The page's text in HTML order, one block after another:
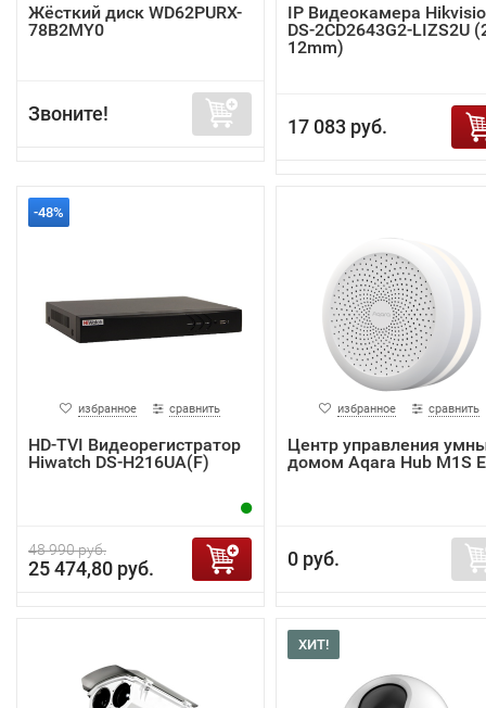
Жёсткий диск WD62PURX-
78B2MY0
Звоните!
IP Видеокамера
DS-2CD2643G2-LIZS2U
12mm)
17 083 руб.
-48%
избранное сравнить
HD-TVI Видеорегистратор
Hiwatch DS-H216UA(F)
48 990 руб.
25 474,80 руб.
избранное сравнить
Центр управления
домом Aqara Hub M1S
0 руб.
ХИТ!